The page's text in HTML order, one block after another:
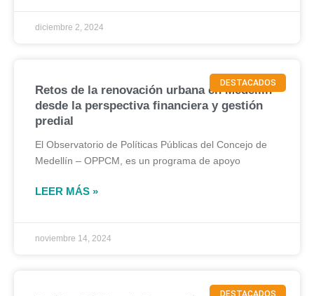
diciembre 2, 2024
DESTACADOS
Retos de la renovación urbana en Medellín
desde la perspectiva financiera y gestión
predial
El Observatorio de Políticas Públicas del Concejo de
Medellín – OPPCM, es un programa de apoyo
LEER MÁS »
noviembre 14, 2024
DESTACADOS